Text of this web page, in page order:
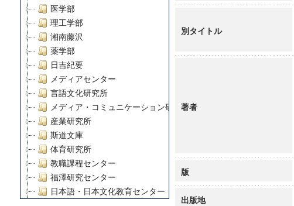
医学部
理工学部
湘南藤沢
薬学部
日吉紀要
メディアセンター
言語文化研究所
メディア・コミュニケーション研究所
産業研究所
斯道文庫
体育研究所
教職課程センター
福澤研究センター
日本語・日本文化教育センター
別タイトル
著者
版
出版地